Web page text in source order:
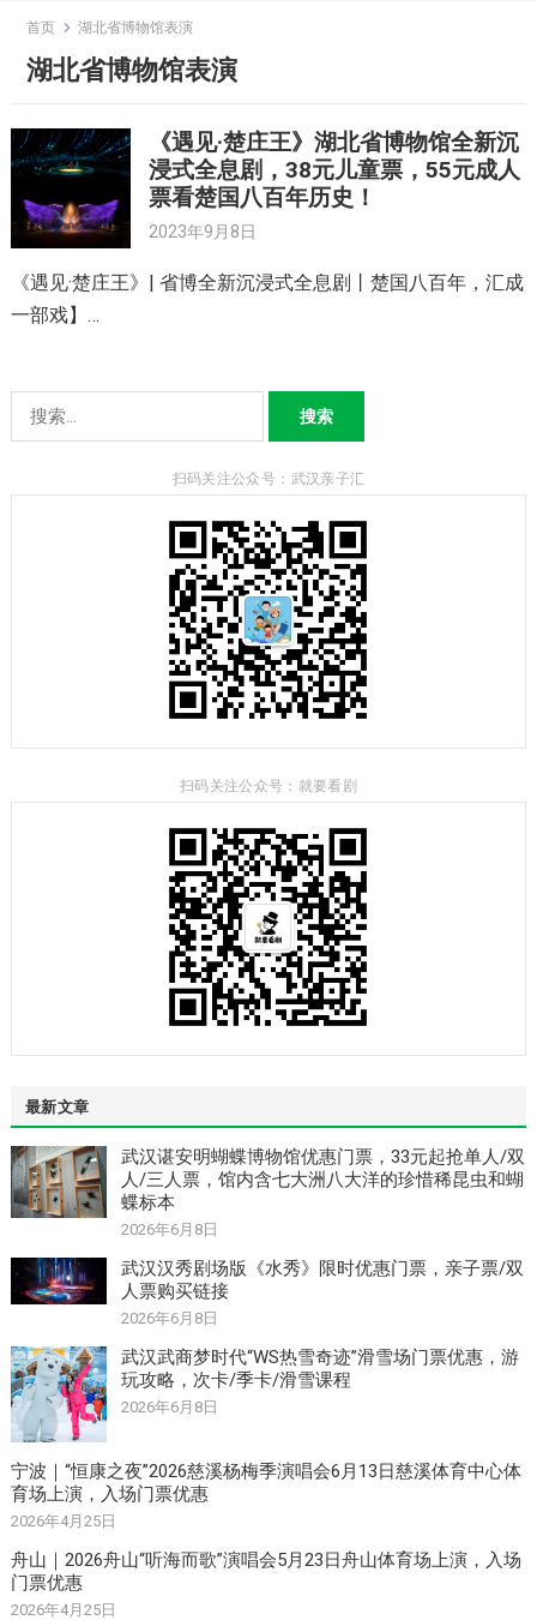
content
首页 湖北省博物馆表演
湖北省博物馆表演
《遇见·楚庄王》湖北省博物馆全新沉
浸式全息剧，38元儿童票，55元成人
票看楚国八百年历史！
2023年9月8日
《遇见·楚庄王》| 省博全新沉浸式全息剧丨楚国八百年，汇成
一部戏】…
索：
扫码关注公众号：武汉亲子汇
扫码关注公众号：就要看剧
最新文章
武汉谌安明蝴蝶博物馆优惠门票，33元起抢单人/双
人/三人票，馆内含七大洲八大洋的珍惜稀昆虫和蝴
蝶标本
2026年6月8日
武汉汉秀剧场版《水秀》限时优惠门票，亲子票/双
人票购买链接
2026年6月8日
武汉武商梦时代“WS热雪奇迹”滑雪场门票优惠，游
玩攻略，次卡/季卡/滑雪课程
2026年6月8日
宁波｜“恒康之夜”2026慈溪杨梅季演唱会6月13日慈溪体育中心体
育场上演，入场门票优惠
2026年4月25日
舟山｜2026舟山“听海而歌”演唱会5月23日舟山体育场上演，入场
门票优惠
2026年4月25日